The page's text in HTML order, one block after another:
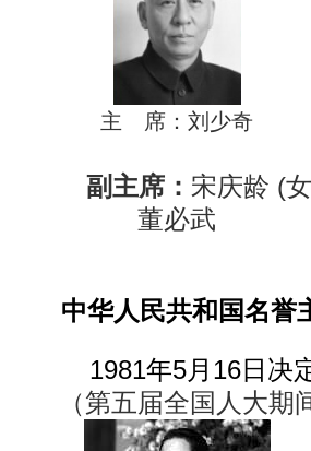
主 席：刘少奇
副主席： 宋庆龄 (
董必武
中华人民共和国名誉
1981年5月16日决
（第五届全国人大期